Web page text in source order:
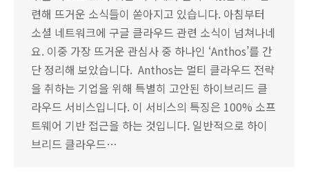
련해 뜨거운 소식들이 쏟아지고 있습니다. 아침부터
소셜 네트워크에 구글 클라우드 관련 소식이 넘쳐나네
요. 이중 가장 뜨거운 관심사 중 하나인 ‘Anthos’를 간
단 정리해 보았습니다. ​ Anthos는 멀티 클라우드 전략
을 취하는 기업을 위해 특별히 고안된 하이브리드 클
라우드 서비스입니다. 이 서비스의 특징은 100% 소프
트웨어 기반 접근을 하는 것입니다. 일반적으로 하이
브리드 클라우드…